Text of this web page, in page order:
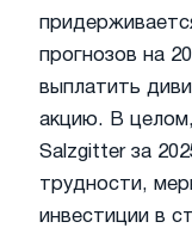
прогнозов на
выплатить
акцию. В
Salzgitter за
трудности,
инвестиции в